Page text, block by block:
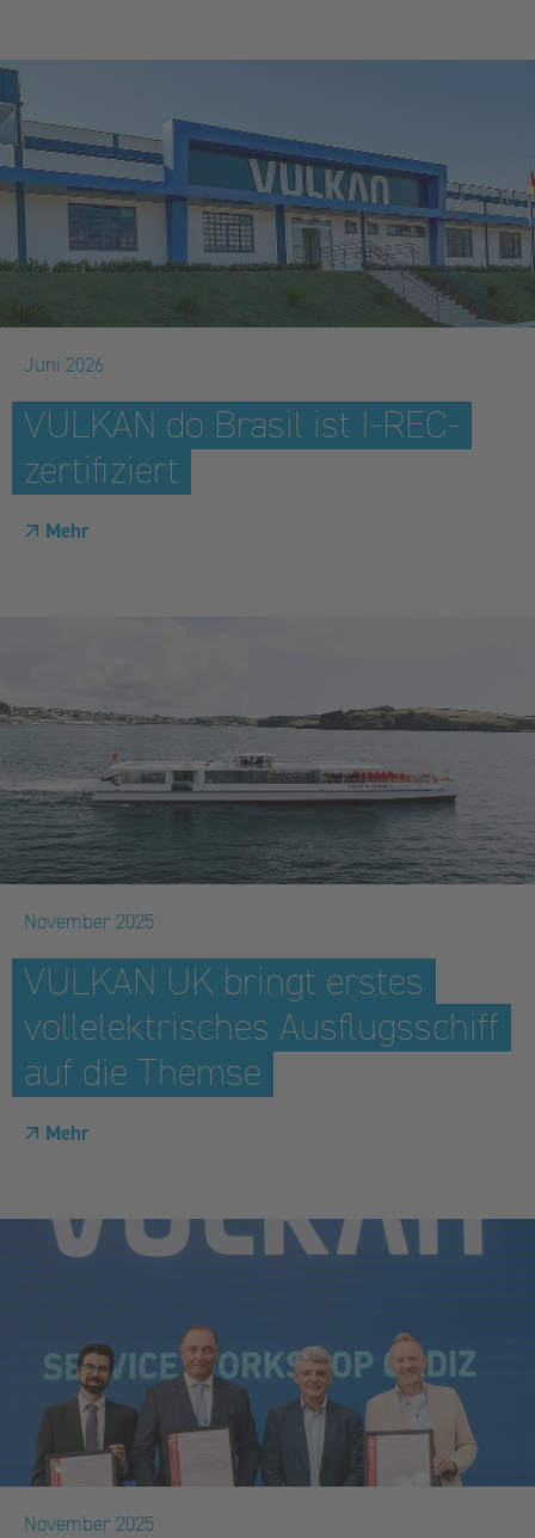
Juni 2026
VULKAN do Brasil ist I-REC-
zertifiziert
Mehr
November 2025
VULKAN UK bringt erstes
vollelektrisches Ausflugsschiff
auf die Themse
Mehr
November 2025